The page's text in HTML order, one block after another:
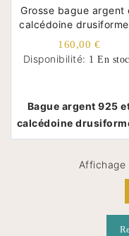
Grosse bague argent
calcédoine
58 et réglable
160,00 €
Disponibilité: 1 En
Bague argent 925
calcédoine
Pologne
Affichage